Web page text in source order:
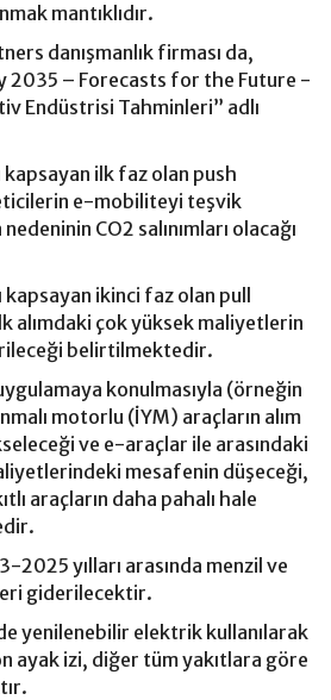
mantıklıdır.
danışmanlık firması da,
2035 – Forecasts for the Future -
Endüstrisi Tahminleri” adlı
kapsayan ilk faz olan push
e-mobiliteyi teşvik
CO2 salınımları olacağı
ikinci faz olan pull
alımdaki çok yüksek maliyetlerin
belirtilmektedir.
konulmasıyla (örneğin
motorlu (İYM) araçların alım
ve e-araçlar ile arasındaki
mesafenin düşeceği,
araçların daha pahalı hale
2025 yılları arasında menzil ve
giderilecektir.
yenilenebilir elektrik kullanılarak
ayak izi, diğer tüm yakıtlara göre